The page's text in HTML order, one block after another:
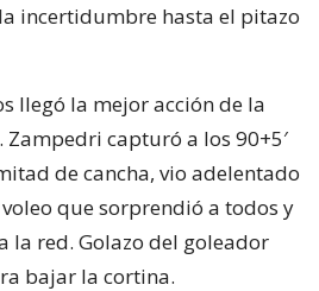
incertidumbre hasta el pitazo
llegó la mejor acción de la
Zampedri capturó a los 90+5′
de cancha, vio adelentado
que sorprendió a todos y
la red. Golazo del goleador
bajar la cortina.